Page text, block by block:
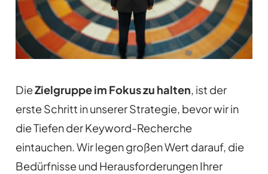
DieZielgruppe im Fokus zu halten, ist der
erste Schritt in unserer Strategie, bevor wir in
die Tiefen der Keyword-Recherche
eintauchen. Wir legen großen Wert darauf, die
Bedürfnisse und Herausforderungen Ihrer